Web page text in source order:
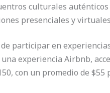
culturales auténticos
presenciales y virtuales
participar en
experiencia Airbnb,
con un promedio de $55